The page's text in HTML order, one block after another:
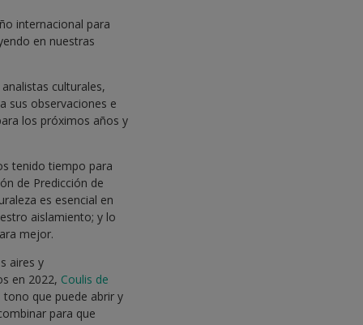
internacional para
en nuestras
culturales,
sus observaciones e
los próximos años y
tenido tiempo para
de Predicción de
es esencial en
aislamiento; y lo
mejor.
aires y
en 2022, Coulis de
que puede abrir y
para que